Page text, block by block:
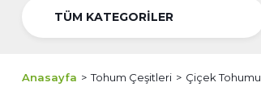
TÜM KATEGORİLER
Anasayfa Tohum Çeşitleri Çiçek Tohumu